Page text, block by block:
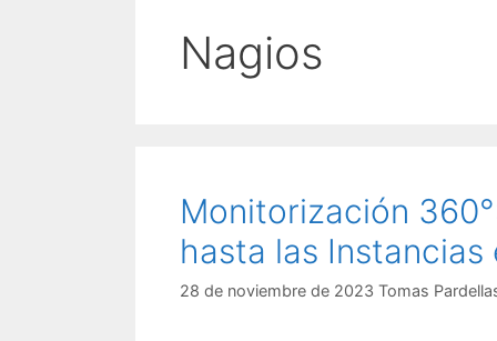
Nagios
Monitorización
hasta las Instancias
28 de noviembre de 2023 Tomas